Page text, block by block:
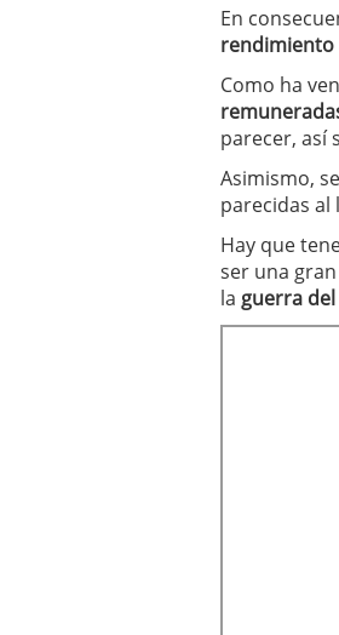
En
rendimiento
Como ha
parecer, así
Asimismo,
parecidas al
Hay que
ser una
la guerra